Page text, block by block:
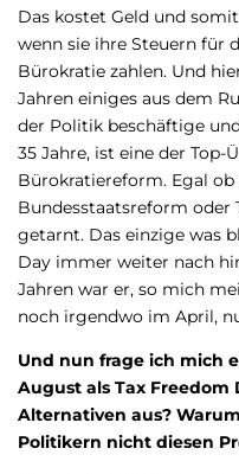
Das kostet Geld und
wenn sie ihre Steuern für
Bürokratie zahlen. Und
Jahren einiges aus dem
der Politik beschäftige
35 Jahre, ist eine der Top-
Bürokratiereform. Egal
Bundesstaatsreform oder
getarnt. Das einzige was
Day immer weiter nach
Jahren war er, so mich
noch irgendwo im April,
Und nun frage ich mich
August als Tax Freedom
Alternativen aus?
Politikern nicht diesen